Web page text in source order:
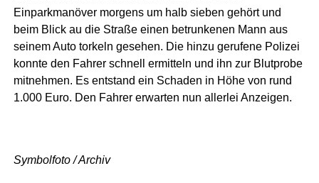
Einparkmanöver morgens um halb sieben gehört und
beim Blick au die Straße einen betrunkenen Mann aus
seinem Auto torkeln gesehen. Die hinzu gerufene Polizei
konnte den Fahrer schnell ermitteln und ihn zur Blutprobe
mitnehmen. Es entstand ein Schaden in Höhe von rund
1.000 Euro. Den Fahrer erwarten nun allerlei Anzeigen.
Symbolfoto / Archiv